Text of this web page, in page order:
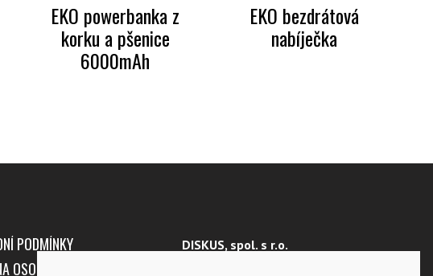
EKO powerbanka z
korku a pšenice
6000mAh
EKO bezdrátová
nabíječka
PODMÍNKY
OSOBNÍCH ÚDAJŮ
DISKUS, spol. s r.o.